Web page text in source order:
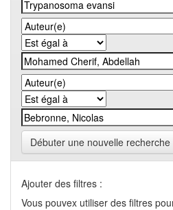
Débuter une nouvelle recherche
Ajouter des filtres :
Vous pouvex utiliser des filtres